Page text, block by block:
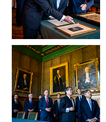
La section des achats
AFFAIRES
Liste des affaires
Affaires pendantes
Affaires contentieuses
Affaires contentieuses
classées par Etat